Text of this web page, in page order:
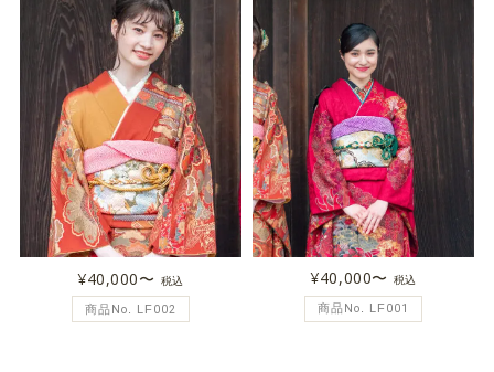
¥40,000〜 税込
商品No. LF002
¥40,000〜 税込
商品No. LF001